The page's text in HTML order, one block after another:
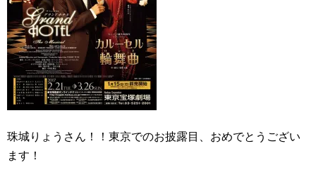
珠城りょうさん！！東京でのお披露目、おめでとうござい
ます！